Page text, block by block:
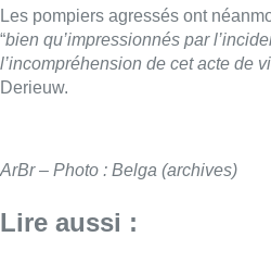
Les pompiers agressés ont
“bien qu’impressionnés par
l’incompréhension de cet acte de
Derieuw.
ArBr – Photo : Belga (archives)
Lire aussi :